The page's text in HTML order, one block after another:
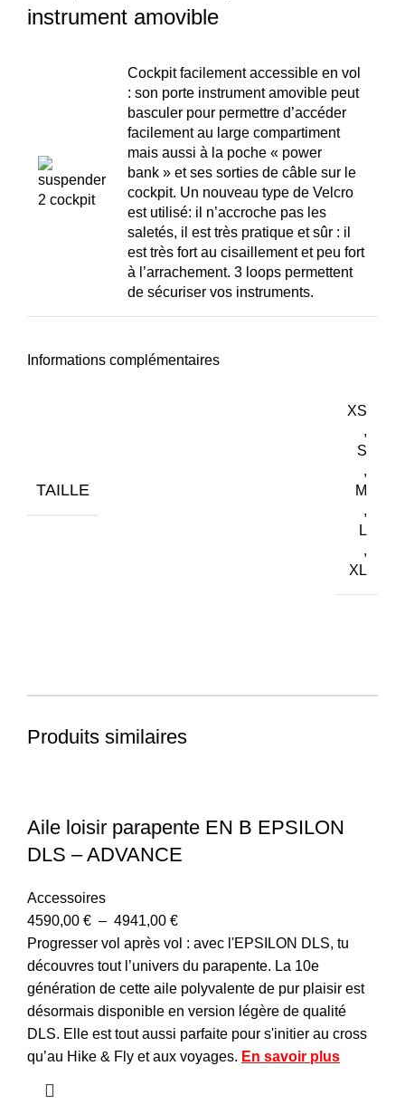
instrument amovible
Cockpit facilement accessible en vol
: son porte instrument amovible peut
basculer pour permettre d’accéder
facilement au large compartiment
mais aussi à la poche « power
bank » et ses sorties de câble sur le
cockpit. Un nouveau type de Velcro
est utilisé: il n’accroche pas les
saletés, il est très pratique et sûr : il
est très fort au cisaillement et peu fort
à l’arrachement. 3 loops permettent
de sécuriser vos instruments.
Informations complémentaires
TAILLE
XS
,
S
,
M
,
L
,
XL
Produits similaires
Aile loisir parapente EN B EPSILON
DLS – ADVANCE
Accessoires
4590,00 € – 4941,00 €
Progresser vol après vol : avec l'EPSILON DLS, tu
découvres tout l’univers du parapente. La 10e
génération de cette aile polyvalente de pur plaisir est
désormais disponible en version légère de qualité
DLS. Elle est tout aussi parfaite pour s'initier au cross
qu’au Hike & Fly et aux voyages. En savoir plus